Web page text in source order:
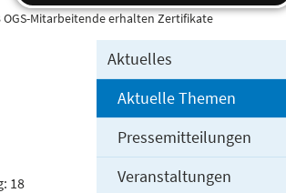
Mitarbeitende erhalten Zertifikate
18
Aktuelles
Aktuelle Themen
Pressemitteilungen
Veranstaltungen